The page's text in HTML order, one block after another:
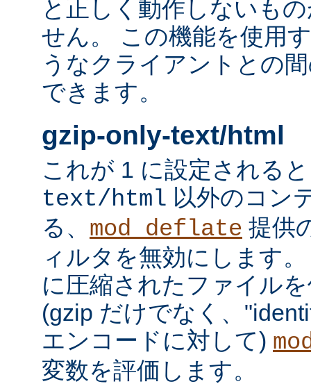
と正しく動作しないも
せん。 この機能を使用
うなクライアントとの
できます。
gzip-only-text/html
これが 1 に設定される
text/html 以外のコン
る、 mod_deflate 提供
ィルタを無効にします
に圧縮されたファイル
(gzip だけでなく、
エンコードに対して)
変数を評価します。